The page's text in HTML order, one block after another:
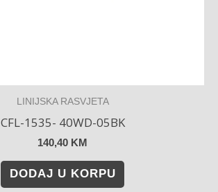
LINIJSKA RASVJETA
CFL-1535- 40WD-05BK
140,40 KM
DODAJ U KORPU